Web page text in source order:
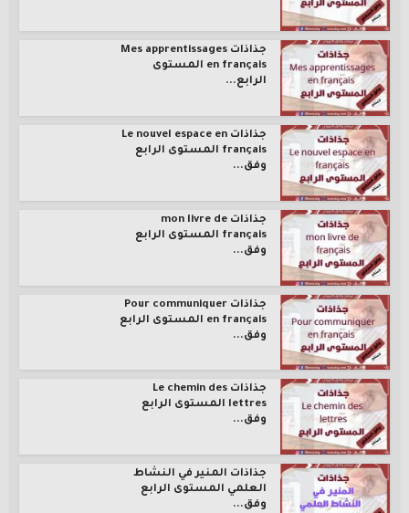
جذاذات Mes apprentissages
en français المستوى
الرابع...
جذاذات Le nouvel espace en
français المستوى الرابع
وفق...
جذاذات mon livre de
français المستوى الرابع
وفق...
جذاذات Pour communiquer
en français المستوى الرابع
وفق...
جذاذات Le chemin des
lettres المستوى الرابع
وفق...
جذاذات المنير في النشاط
العلمي المستوى الرابع
وفق...